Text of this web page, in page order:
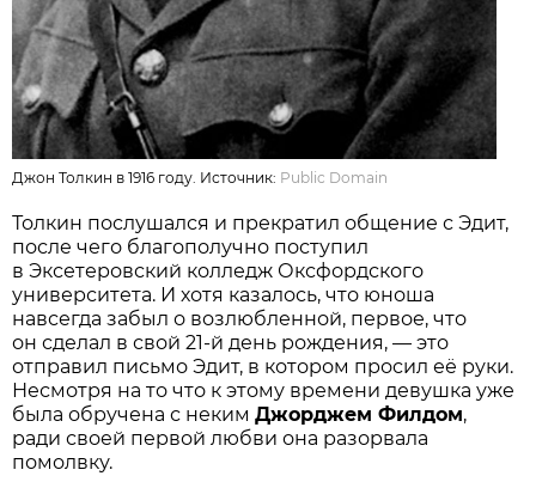
Джон Толкин в 1916 году. Источник: Public Domain
Толкин послушался и прекратил общение с Эдит,
после чего благополучно поступил
в Эксетеровский колледж Оксфордского
университета. И хотя казалось, что юноша
навсегда забыл о возлюбленной, первое, что
он сделал в свой 21-й день рождения, — это
отправил письмо Эдит, в котором просил её руки.
Несмотря на то что к этому времени девушка уже
была обручена с некимДжорджем Филдом,
ради своей первой любви она разорвала
помолвку.